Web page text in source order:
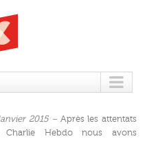
SUIS
2015 – Après les attentats
Charlie Hebdo nous avons